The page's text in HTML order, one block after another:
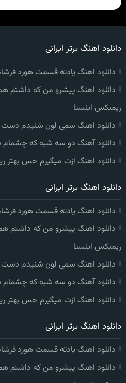
دانلود اهنگ برتر ایرانی
دانلود اهنگ یادته قسمت هورد
دانلود اهنگ پیشرو من که داشتم
ریمیکس اینستا
دانلود اهنگ سمی لون شنیدم دست
دانلود آهنگ دو سه شبه که چشمام
دانلود اهنگ ازت میگیرم حس بهتر
دانلود اهنگ برتر ایرانی
دانلود اهنگ یادته قسمت هورد
دانلود اهنگ پیشرو من که داشتم
ریمیکس اینستا
دانلود اهنگ سمی لون شنیدم دست
دانلود آهنگ دو سه شبه که چشمام
دانلود اهنگ ازت میگیرم حس بهتر
دانلود اهنگ برتر ایرانی
دانلود اهنگ یادته قسمت هورد
دانلود اهنگ پیشرو من که داشتم